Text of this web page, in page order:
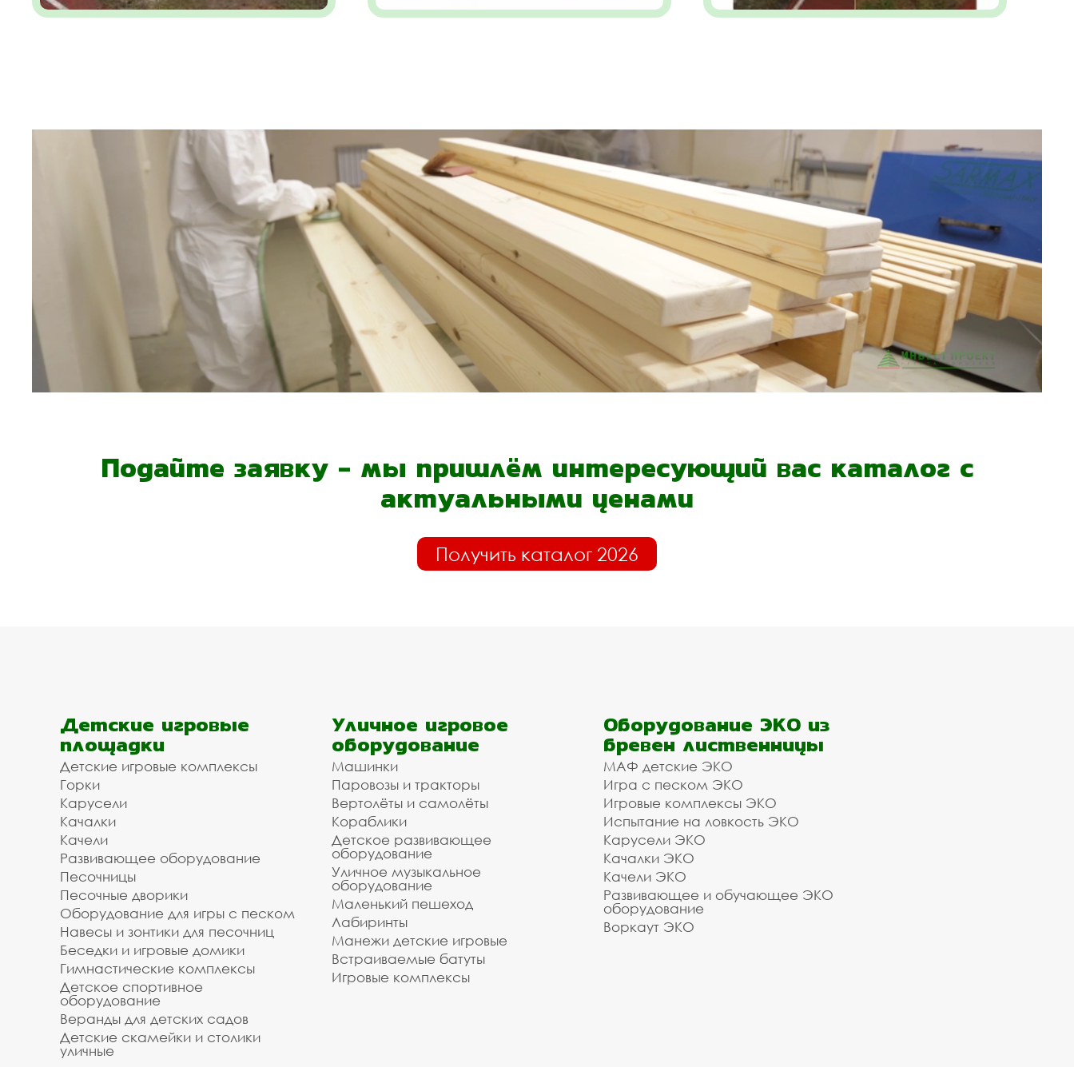
Подайте заявку - мы пришлём интересующий вас каталог с
актуальными ценами
Получить каталог 2026
Детские игровые
площадки
Детские игровые комплексы
Горки
Карусели
Качалки
Качели
Развивающее оборудование
Песочницы
Песочные дворики
Оборудование для игры с песком
Навесы и зонтики для песочниц
Беседки и игровые домики
Гимнастические комплексы
Детское спортивное
оборудование
Веранды для детских садов
Детские скамейки и столики
уличные
Уличное игровое
оборудование
Машинки
Паровозы и тракторы
Вертолёты и самолёты
Кораблики
Детское развивающее
оборудование
Уличное музыкальное
оборудование
Маленький пешеход
Лабиринты
Манежи детские игровые
Встраиваемые батуты
Игровые комплексы
Оборудование ЭКО из
бревен лиственницы
МАФ детские ЭКО
Игра с песком ЭКО
Игровые комплексы ЭКО
Испытание на ловкость ЭКО
Карусели ЭКО
Качалки ЭКО
Качели ЭКО
Развивающее и обучающее ЭКО
оборудование
Воркаут ЭКО